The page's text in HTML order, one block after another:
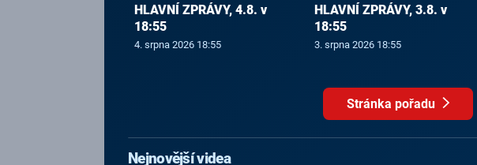
HLAVNÍ ZPRÁVY, 4.8. v
18:55
4. srpna 2026 18:55
HLAVNÍ ZPRÁVY, 3.8. v
18:55
3. srpna 2026 18:55
Stránka pořadu
Nejnovější videa